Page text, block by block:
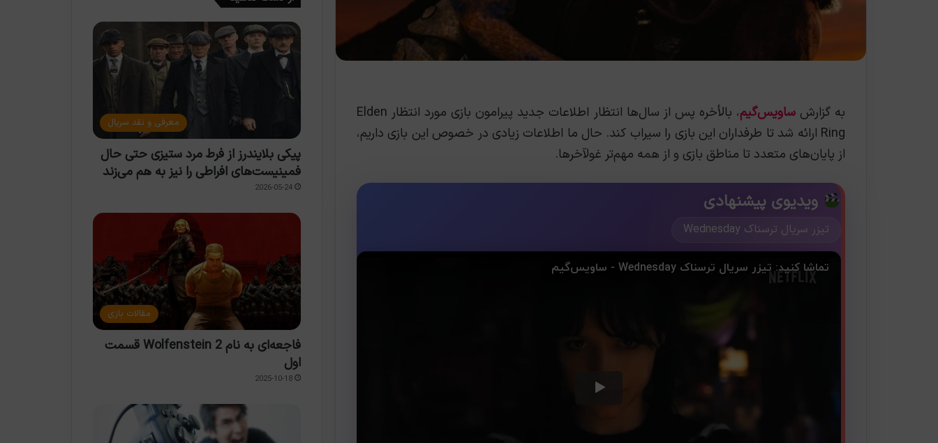
به گزارشساویس‌گیم
، بالأخره پس از سال‌ها انتظار اطلاعات جدید پیرامون بازی مورد انتظار Elden
Ring ارائه شد تا طرفداران این بازی را سیراب کند. حال ما اطلاعات زیادی در خصوص این بازی داریم،
از پایان‌های متعدد تا مناطق بازی و از همه مهم‌تر غولآخرها.
ویدیوی پیشنهادی
تیزر سریال ترسناک Wednesday
معرفی و نقد سریال
پیکی بلایندرز از فرط مرد ستیزی حتی حال
فمینیست‌های افراطی را نیز به هم می‌زند
2026-05-24
مقالات بازی
فاجعه‌ای به نام Wolfenstein 2 قسمت
اول
2025-10-18